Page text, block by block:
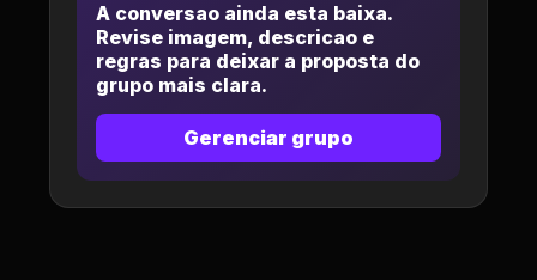
A conversao ainda esta baixa.
Revise imagem, descricao e
regras para deixar a proposta do
grupo mais clara.
Gerenciar grupo